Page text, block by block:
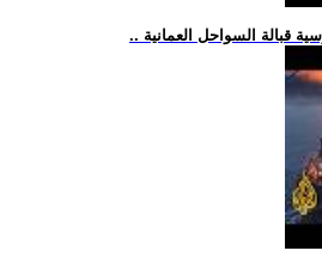
قبالة السواحل العمانية